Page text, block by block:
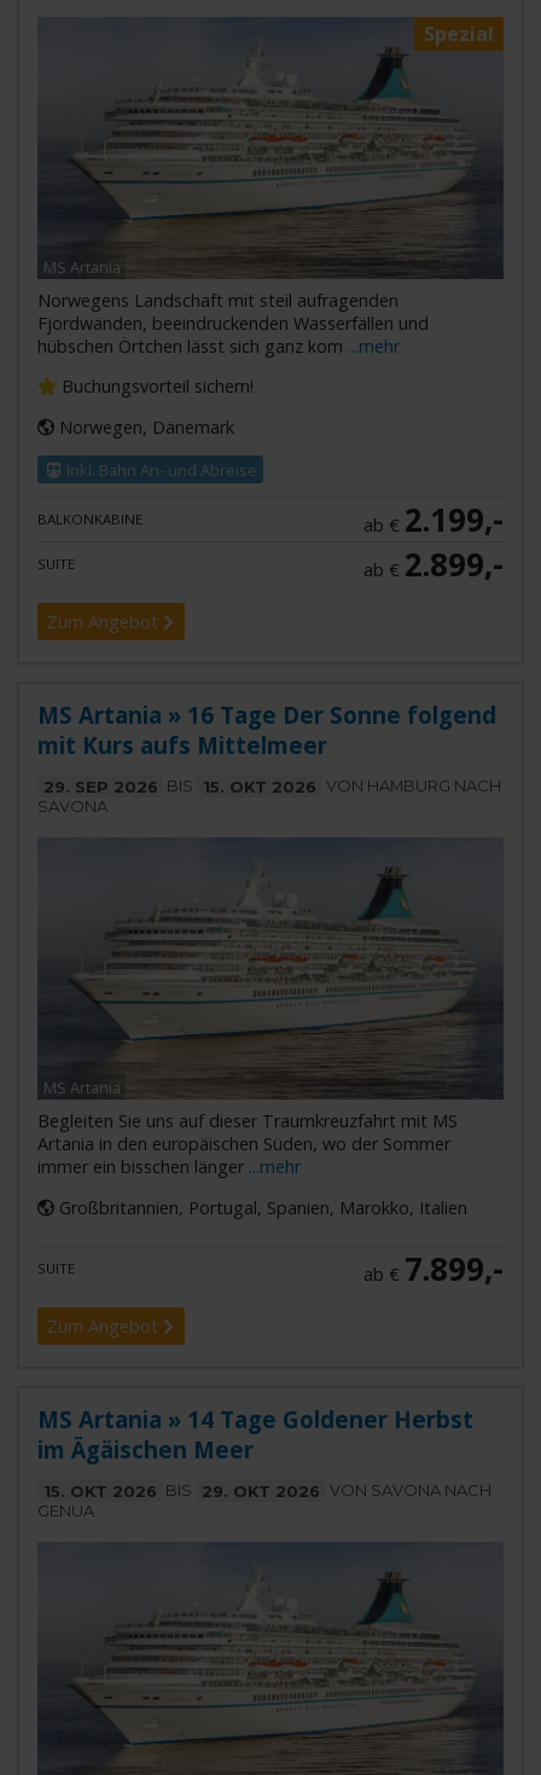
Spezial
MS Artania
Norwegens Landschaft mit steil aufragenden
Fjordwänden, beeindruckenden Wasserfällen und
hübschen Örtchen lässt sich ganz kom ...mehr
Buchungsvorteil sichern!
Norwegen, Dänemark
Inkl. Bahn An- und Abreise
BALKONKABINE ab € 2.199,-
SUITE ab € 2.899,-
Zum Angebot
MS Artania » 16 Tage Der Sonne folgend
mit Kurs aufs Mittelmeer
29. SEP 2026 BIS 15. OKT 2026 VON HAMBURG NACH
SAVONA
MS Artania
Begleiten Sie uns auf dieser Traumkreuzfahrt mit MS
Artania in den europäischen Süden, wo der Sommer
immer ein bisschen länger ...mehr
Großbritannien, Portugal, Spanien, Marokko, Italien
SUITE ab € 7.899,-
Zum Angebot
MS Artania » 14 Tage Goldener Herbst
im Ägäischen Meer
15. OKT 2026 BIS 29. OKT 2026 VON SAVONA NACH
GENUA